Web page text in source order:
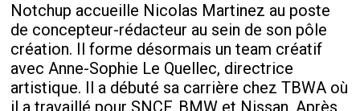
Notchup accueille Nicolas Martinez au poste
de concepteur-rédacteur au sein de son pôle
création. Il forme désormais un team créatif
avec Anne-Sophie Le Quellec, directrice
artistique. Il a débuté sa carrière chez TBWA où
il a travaillé pour SNCF, BMW et Nissan. Après